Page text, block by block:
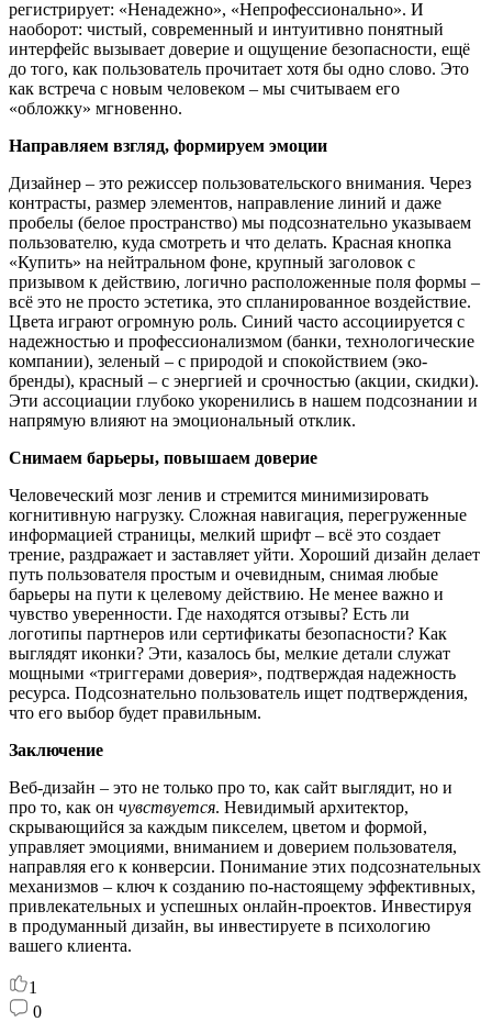
регистрирует: «Ненадежно», «Непрофессионально». И
наоборот: чистый, современный и интуитивно понятный
интерфейс вызывает доверие и ощущение безопасности, ещё
до того, как пользователь прочитает хотя бы одно слово. Это
как встреча с новым человеком – мы считываем его
«обложку» мгновенно.
Направляем взгляд, формируем эмоции
Дизайнер – это режиссер пользовательского внимания. Через
контрасты, размер элементов, направление линий и даже
пробелы (белое пространство) мы подсознательно указываем
пользователю, куда смотреть и что делать. Красная кнопка
«Купить» на нейтральном фоне, крупный заголовок с
призывом к действию, логично расположенные поля формы –
всё это не просто эстетика, это спланированное воздействие.
Цвета играют огромную роль. Синий часто ассоциируется с
надежностью и профессионализмом (банки, технологические
компании), зеленый – с природой и спокойствием (эко-
бренды), красный – с энергией и срочностью (акции, скидки).
Эти ассоциации глубоко укоренились в нашем подсознании и
напрямую влияют на эмоциональный отклик.
Снимаем барьеры, повышаем доверие
Человеческий мозг ленив и стремится минимизировать
когнитивную нагрузку. Сложная навигация, перегруженные
информацией страницы, мелкий шрифт – всё это создает
трение, раздражает и заставляет уйти. Хороший дизайн делает
путь пользователя простым и очевидным, снимая любые
барьеры на пути к целевому действию. Не менее важно и
чувство уверенности. Где находятся отзывы? Есть ли
логотипы партнеров или сертификаты безопасности? Как
выглядят иконки? Эти, казалось бы, мелкие детали служат
мощными «триггерами доверия», подтверждая надежность
ресурса. Подсознательно пользователь ищет подтверждения,
что его выбор будет правильным.
Заключение
Веб-дизайн – это не только про то, как сайт выглядит, но и
про то, как он чувствуется. Невидимый архитектор,
скрывающийся за каждым пикселем, цветом и формой,
управляет эмоциями, вниманием и доверием пользователя,
направляя его к конверсии. Понимание этих подсознательных
механизмов – ключ к созданию по-настоящему эффективных,
привлекательных и успешных онлайн-проектов. Инвестируя
в продуманный дизайн, вы инвестируете в психологию
вашего клиента.
1
0